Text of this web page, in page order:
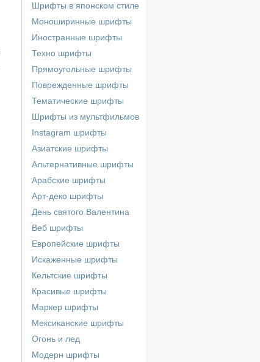
Шрифты в японском стиле
Моноширинные шрифты
Иностранные шрифты
Техно шрифты
Прямоугольные шрифты
Поврежденные шрифты
Тематические шрифты
Шрифты из мультфильмов
Instagram шрифты
Азиатские шрифты
Альтернативные шрифты
Арабские шрифты
Арт-деко шрифты
День святого Валентина
Веб шрифты
Европейские шрифты
Искаженные шрифты
Кельтские шрифты
Красивые шрифты
Маркер шрифты
Мексиканские шрифты
Огонь и лед
Модерн шрифты